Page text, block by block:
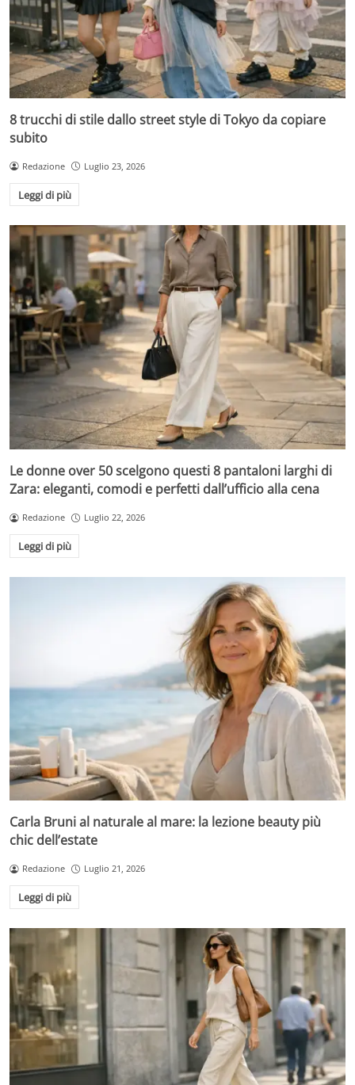
8 trucchi di stile dallo street style di Tokyo da copiare
subito
Redazione Luglio 23, 2026
Leggi di più
Le donne over 50 scelgono questi 8 pantaloni larghi di
Zara: eleganti, comodi e perfetti dall’ufficio alla cena
Redazione Luglio 22, 2026
Leggi di più
Carla Bruni al naturale al mare: la lezione beauty più
chic dell’estate
Redazione Luglio 21, 2026
Leggi di più